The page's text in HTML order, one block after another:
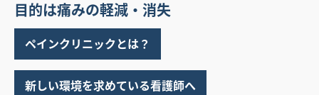
目的は痛みの軽減・消失
ペインクリニックとは？
新しい環境を求めている看護師へ